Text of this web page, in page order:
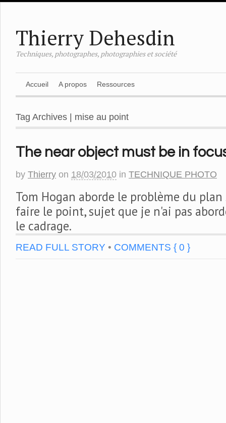
Thierry Dehesdin
Techniques, photographes, photographies et société
Accueil A propos Ressources
Tag Archives | mise au point
The near object must be in
by Thierry on 18/03/2010 in TECHNIQUE PHOTO
Tom Hogan aborde le problème du
faire le point, sujet que je n'ai pas
le cadrage.
READ FULL STORY • COMMENTS { 0 }